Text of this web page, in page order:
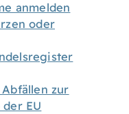
anmelden
oder
zur
EU